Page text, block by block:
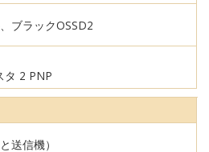
ブラックOSSD2
タ 2 PNP
送信機）